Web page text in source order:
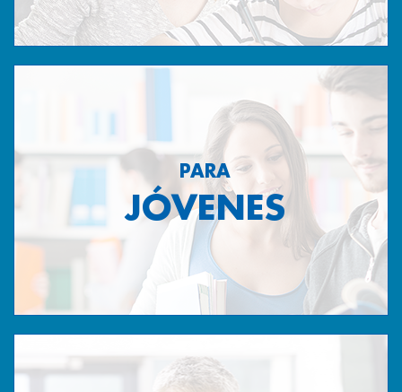
PARA
JÓVENES